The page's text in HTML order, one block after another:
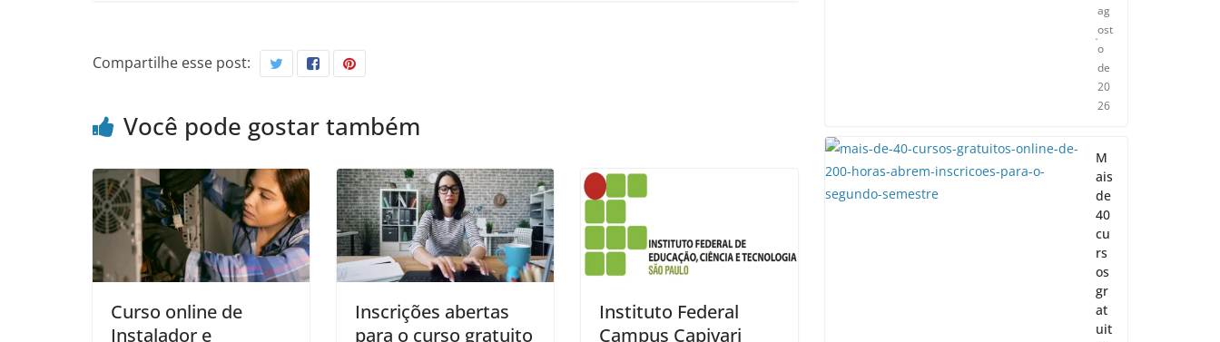
Compartilhe esse post:
Você pode gostar também
Curso online de
Instalador e
Inscrições abertas
para o curso gratuito
Instituto Federal
Campus Capivari
ag
ost
o
de
20
26
M
ais
de
40
cu
rs
os
gr
at
uit